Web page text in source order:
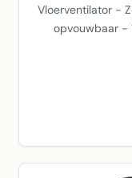
Vloerventilator -
opvouwbaar -